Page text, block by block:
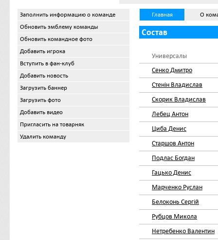
Заполнить информацию о команде
Обновить эмблему команды
Обновить командное фото
Добавить игрока
Вступить в фан-клуб
Добавить новость
Загрузить баннер
Загрузить фото
Добавить видео
Пригласить на товарняк
Удалить команду
Главная О
Состав
Универсалы
Сенко Дмитро
Стенін Владислав
Скорик Владислав
Лебец Антон
Циба Денис
Старшов Антон
Подлас Богдан
Гацько Денис
Марченко Руслан
Белоконь Сергій
Рубцов Микола
Нетребенко Валентин